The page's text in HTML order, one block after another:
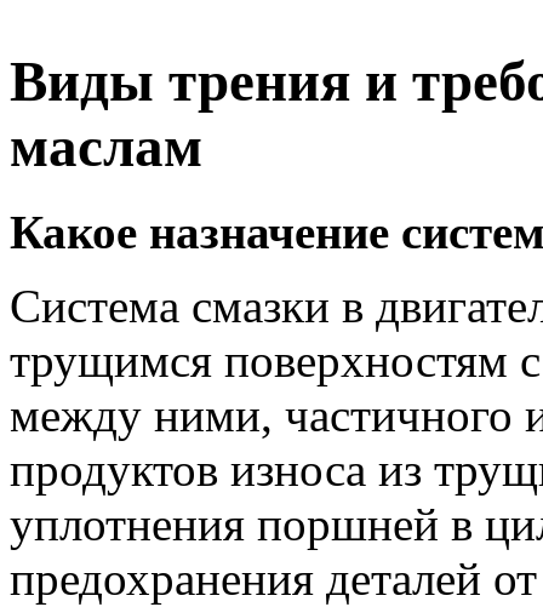
Виды трения и
маслам
Какое назначение
Система смазки в
трущимся поверхностям
между ними, частичного
продуктов износа из
уплотнения поршней в
предохранения деталей